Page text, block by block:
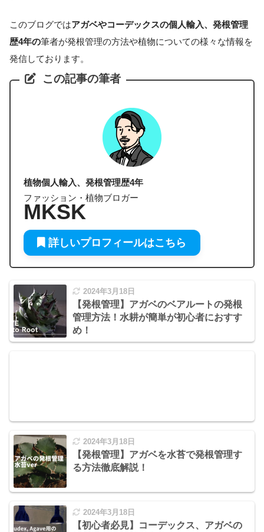
このブログではアガベやコーデックスの個人輸入、発根管理
歴4年の筆者が発根管理の方法や植物についての様々な情報を
発信しております。
この記事の筆者
植物個人輸入、発根管理歴4年
ファッション・植物ブロガー
MKSK
詳しいプロフィールはこちら
2024年3月18日
【発根管理】アガベのベアルートの発根
管理方法！水耕が簡単が初心者におすす
め！
2024年3月18日
【発根管理】アガベを水苔で発根管理す
る方法徹底解説！
2024年3月18日
【初心者必見】コーデックス、アガベの